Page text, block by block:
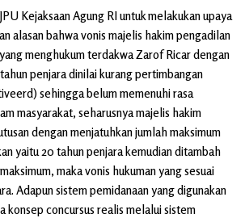
Kejaksaan Agung RI untuk melakukan upaya
alasan bahwa vonis majelis hakim pengadilan
menghukum terdakwa Zarof Ricar dengan
penjara dinilai kurang pertimbangan
sehingga belum memenuhi rasa
masyarakat, seharusnya majelis hakim
dengan menjatuhkan jumlah maksimum
yaitu 20 tahun penjara kemudian ditambah
maka vonis hukuman yang sesuai
Adapun sistem pemidanaan yang digunakan
konsep concursus realis melalui sistem